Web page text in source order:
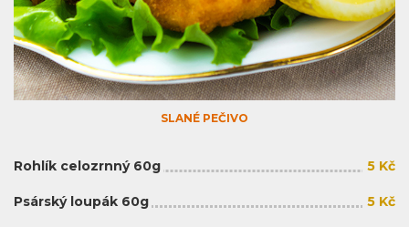
SLANÉ PEČIVO
Rohlík celozrnný 60g 5 Kč
Psárský loupák 60g 5 Kč